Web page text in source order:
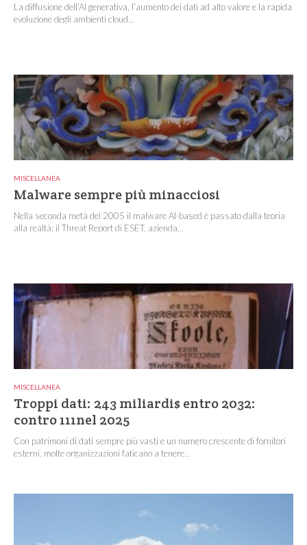
La diffusione dell’AI generativa, l’aumento dei dati ad alto valore e la rapida
evoluzione degli ambienti cloud...
MISCELLANEA
Malware sempre più minacciosi
Nella seconda metà del 2005 il malware AI-based è passato dalla teoria
alla realtà: il Threat Report di ESET, azienda...
MISCELLANEA
Troppi dati: 243 miliardi$ entro 2032:
contro 111nel 2025
Con patrimoni di dati sempre più vasti e un numero crescente di fornitori
esterni, molte organizzazioni faticano a tenere...